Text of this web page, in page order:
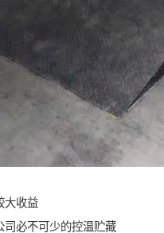
大收益
必不可少的控温贮藏